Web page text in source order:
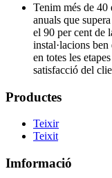
Tenim més de 40
anuals que
el 90 per cent de
instal·lacions
en totes les
satisfacció del
Productes
Teixir
Teixit
Imformació